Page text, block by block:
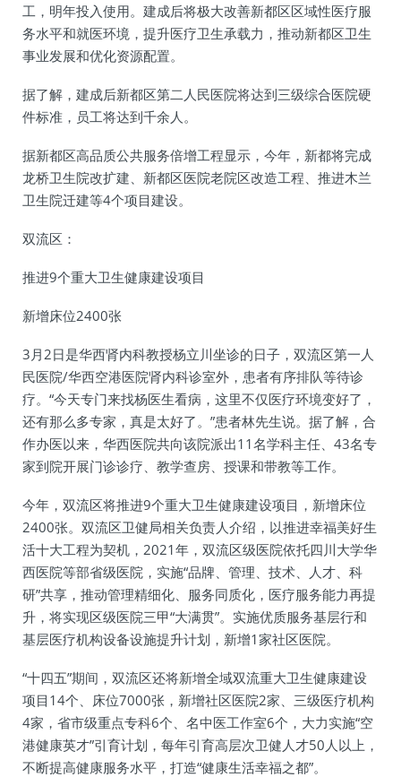
工，明年投入使用。建成后将极大改善新都区区域性医疗服
务水平和就医环境，提升医疗卫生承载力，推动新都区卫生
事业发展和优化资源配置。
据了解，建成后新都区第二人民医院将达到三级综合医院硬
件标准，员工将达到千余人。
据新都区高品质公共服务倍增工程显示，今年，新都将完成
龙桥卫生院改扩建、新都区医院老院区改造工程、推进木兰
卫生院迁建等4个项目建设。
双流区：
推进9个重大卫生健康建设项目
新增床位2400张
3月2日是华西肾内科教授杨立川坐诊的日子，双流区第一人
民医院/华西空港医院肾内科诊室外，患者有序排队等待诊
疗。“今天专门来找杨医生看病，这里不仅医疗环境变好了，
还有那么多专家，真是太好了。”患者林先生说。据了解，合
作办医以来，华西医院共向该院派出11名学科主任、43名专
家到院开展门诊诊疗、教学查房、授课和带教等工作。
今年，双流区将推进9个重大卫生健康建设项目，新增床位
2400张。双流区卫健局相关负责人介绍，以推进幸福美好生
活十大工程为契机，2021年，双流区级医院依托四川大学华
西医院等部省级医院，实施“品牌、管理、技术、人才、科
研”共享，推动管理精细化、服务同质化，医疗服务能力再提
升，将实现区级医院三甲“大满贯”。实施优质服务基层行和
基层医疗机构设备设施提升计划，新增1家社区医院。
“十四五”期间，双流区还将新增全域双流重大卫生健康建设
项目14个、床位7000张，新增社区医院2家、三级医疗机构
4家，省市级重点专科6个、名中医工作室6个，大力实施“空
港健康英才”引育计划，每年引育高层次卫健人才50人以上，
不断提高健康服务水平，打造“健康生活幸福之都”。